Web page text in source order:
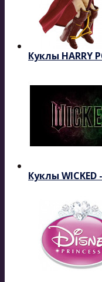
Куклы HARRY
Куклы